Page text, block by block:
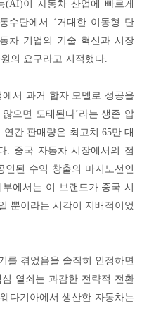
(AI)이 자동차 산업에 빠르게
수단에서 ‘거대한 이동형 단
차 기업의 기술 혁신과 시장
의 요구라고 지적했다.
서 과거 합자 모델로 성공을
으면 도태된다’라는 생존 압
간 판매량은 최고치 65만 대
. 중국 자동차 시장에서의 점
된 수익 창출의 마지노선인
에서는 이 브랜드가 중국 시
뿐이라는 시각이 지배적이었
를 겪었음을 솔직히 인정하면
열쇠는 과감한 전략적 전환
다기아에서 생산한 자동차는